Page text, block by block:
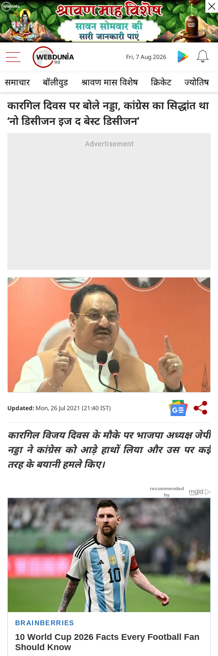
समाचार बॉलीवुड श्रावण मास विशेष क्रिकेट ज्योतिष
Fri, 7 Aug 2026
कारगिल दिवस पर बोले नड्डा, कांग्रेस का सिद्धांत था
‘नो डिसीजन इज द बेस्ट डिसीजन’
Updated: Mon, 26 Jul 2021 (21:40 IST)
कारगि‍ल विजय दिवस के मौके पर भाजपा अध्‍यक्ष जेपी
नड्डा ने कांग्रेस को आड़े हाथों लिया और उस पर कई
तरह के बयानी हमले किए।